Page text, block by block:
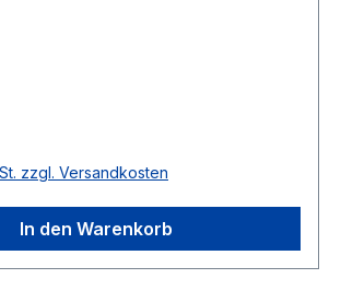
zzgl. Versandkosten
In den Warenkorb